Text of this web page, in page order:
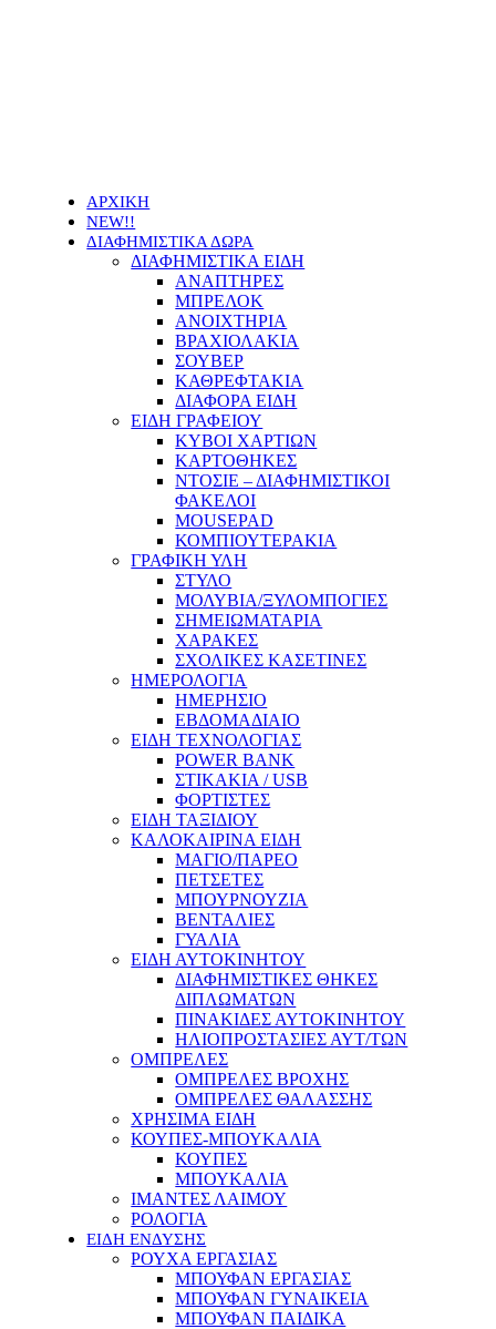
ΑΡΧΙΚΗ
NEW!!
ΔΙΑΦΗΜΙΣΤΙΚΑ ΔΩΡΑ
ΔΙΑΦΗΜΙΣΤΙΚΑ ΕΙΔΗ
ΑΝΑΠΤΗΡΕΣ
ΜΠΡΕΛΟΚ
ΑΝΟΙΧΤΗΡΙΑ
ΒΡΑΧΙΟΛΑΚΙΑ
ΣΟΥΒΕΡ
ΚΑΘΡΕΦΤΑΚΙΑ
ΔΙΑΦΟΡΑ ΕΙΔΗ
ΕΙΔΗ ΓΡΑΦΕΙΟΥ
ΚΥΒΟΙ ΧΑΡΤΙΩΝ
ΚΑΡΤΟΘΗΚΕΣ
ΝΤΟΣΙΕ – ΔΙΑΦΗΜΙΣΤΙΚΟΙ
ΦΑΚΕΛΟΙ
MOUSEPAD
ΚΟΜΠΙΟΥΤΕΡΑΚΙΑ
ΓΡΑΦΙΚΗ ΥΛΗ
ΣΤΥΛΟ
ΜΟΛΥΒΙΑ/ΞΥΛΟΜΠΟΓΙΕΣ
ΣΗΜΕΙΩΜΑΤΑΡΙΑ
ΧΑΡΑΚΕΣ
ΣΧΟΛΙΚΕΣ ΚΑΣΕΤΙΝΕΣ
ΗΜΕΡΟΛΟΓΙΑ
ΗΜΕΡΗΣΙΟ
ΕΒΔΟΜΑΔΙΑΙΟ
ΕΙΔΗ ΤΕΧΝΟΛΟΓΙΑΣ
POWER BANK
ΣΤΙΚΑΚΙΑ / USB
ΦΟΡΤΙΣΤΕΣ
ΕΙΔΗ ΤΑΞΙΔΙΟΥ
ΚΑΛΟΚΑΙΡΙΝΑ ΕΙΔΗ
ΜΑΓΙΟ/ΠΑΡΕΟ
ΠΕΤΣΕΤΕΣ
ΜΠΟΥΡΝΟΥΖΙΑ
ΒΕΝΤΑΛΙΕΣ
ΓΥΑΛΙΑ
ΕΙΔΗ ΑΥΤΟΚΙΝΗΤΟΥ
ΔΙΑΦΗΜΙΣΤΙΚΕΣ ΘΗΚΕΣ
ΔΙΠΛΩΜΑΤΩΝ
ΠΙΝΑΚΙΔΕΣ ΑΥΤΟΚΙΝΗΤΟΥ
ΗΛΙΟΠΡΟΣΤΑΣΙΕΣ ΑΥΤ/ΤΩΝ
ΟΜΠΡΕΛΕΣ
ΟΜΠΡΕΛΕΣ ΒΡΟΧΗΣ
ΟΜΠΡΕΛΕΣ ΘΑΛΑΣΣΗΣ
ΧΡΗΣΙΜΑ ΕΙΔΗ
ΚΟΥΠΕΣ-ΜΠΟΥΚΑΛΙΑ
ΚΟΥΠΕΣ
ΜΠΟΥΚΑΛΙΑ
ΙΜΑΝΤΕΣ ΛΑΙΜΟΥ
ΡΟΛΟΓΙΑ
ΕΙΔΗ ΕΝΔΥΣΗΣ
ΡΟΥΧΑ ΕΡΓΑΣΙΑΣ
ΜΠΟΥΦΑΝ ΕΡΓΑΣΙΑΣ
ΜΠΟΥΦΑΝ ΓΥΝΑΙΚΕΙΑ
ΜΠΟΥΦΑΝ ΠΑΙΔΙΚΑ